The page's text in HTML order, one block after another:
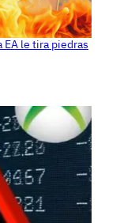
EA le tira piedras